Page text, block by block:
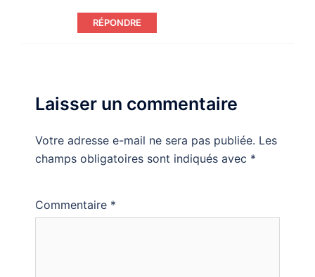
RÉPONDRE
Laisser un commentaire
Votre adresse e-mail ne sera pas publiée. Les
champs obligatoires sont indiqués avec *
Commentaire *